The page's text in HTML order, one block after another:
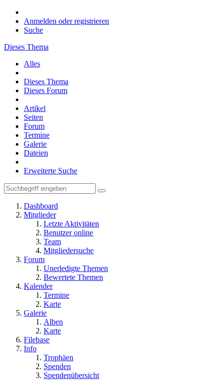
Anmelden oder registrieren
Suche
Dieses Thema
Alles
Dieses Thema
Dieses Forum
Artikel
Seiten
Forum
Termine
Galerie
Dateien
Erweiterte Suche
Dashboard
Mitglieder
Letzte Aktivitäten
Benutzer online
Team
Mitgliedersuche
Forum
Unerledigte Themen
Bewertete Themen
Kalender
Termine
Karte
Galerie
Alben
Karte
Filebase
Info
Trophäen
Spenden
Spendenübersicht